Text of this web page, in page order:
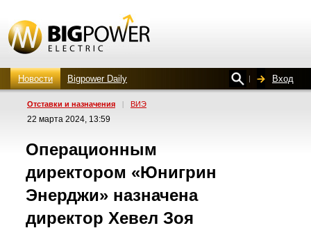
Новости Bigpower Daily Вход
Отставки и назначения | ВИЭ
22 марта 2024, 13:59
Операционным
директором «Юнигрин
Энерджи» назначена
директор Хевел Зоя